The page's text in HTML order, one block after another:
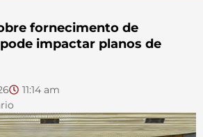
fornecimento de
impactar planos de
11:14 am